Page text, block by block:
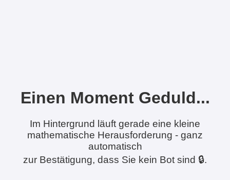
Einen Moment Geduld...
Im Hintergrund läuft gerade eine kleine
mathematische Herausforderung - ganz
automatisch
zur Bestätigung, dass Sie kein Bot sind 🔒.